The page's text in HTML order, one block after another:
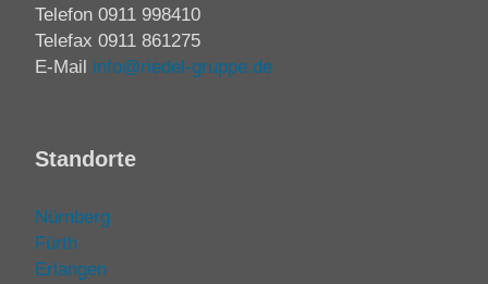
Telefon 0911 998410
Telefax 0911 861275
E-Mail info@riedel-gruppe.de
Standorte
Nürnberg
Fürth
Erlangen